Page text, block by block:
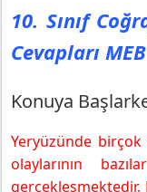
Yayınları
Konuya
10. Sınıf
Hızlı Tur
Yayınları
10. Sınıf
Cevapları
Konuya
Yeryüzünde birçok
olaylarının
gerçekleşmektedir.